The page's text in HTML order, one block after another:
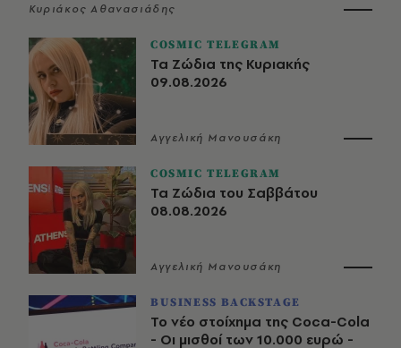
Κυριάκος Αθανασιάδης
COSMIC TELEGRAM
Τα Ζώδια της Κυριακής
09.08.2026
Αγγελική Μανουσάκη
COSMIC TELEGRAM
Τα Ζώδια του Σαββάτου
08.08.2026
Αγγελική Μανουσάκη
BUSINESS BACKSTAGE
Το νέο στοίχημα της Coca-Cola
- Οι μισθοί των 10.000 ευρώ -